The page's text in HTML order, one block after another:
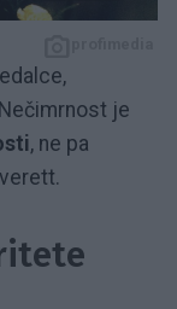
je
, ne pa